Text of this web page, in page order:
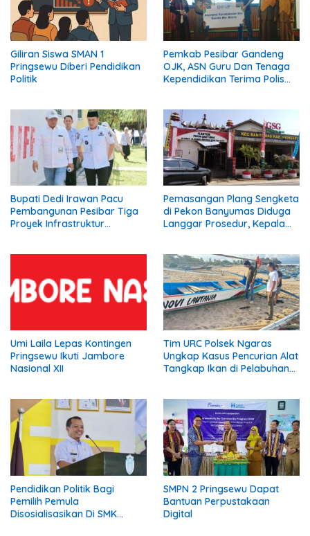
Giliran Siswa SMAN 1
Pringsewu Diberi Pendidikan
Politik
Pemkab Pesibar Gandeng
OJK, ASN Guru Dan Tenaga
Kependidikan Terima Polis
Bupati Dedi Irawan Pacu
Pembangunan Pesibar Tiga
Proyek Infrastruktur
Pemasangan Plang Sengketa
di Pekon Banyumas Diduga
Langgar Prosedur, Kepala
Umi Laila Lepas Kontingen
Pringsewu Ikuti Jambore
Nasional XII
Tim URC Polsek Ngaras
Ungkap Kasus Pencurian Alat
Tangkap Ikan di Pelabuhan
Pendidikan Politik Bagi
Pemilih Pemula
Disosialisasikan Di SMK
SMPN 2 Pringsewu Dapat
Bantuan Perpustakaan
Digital